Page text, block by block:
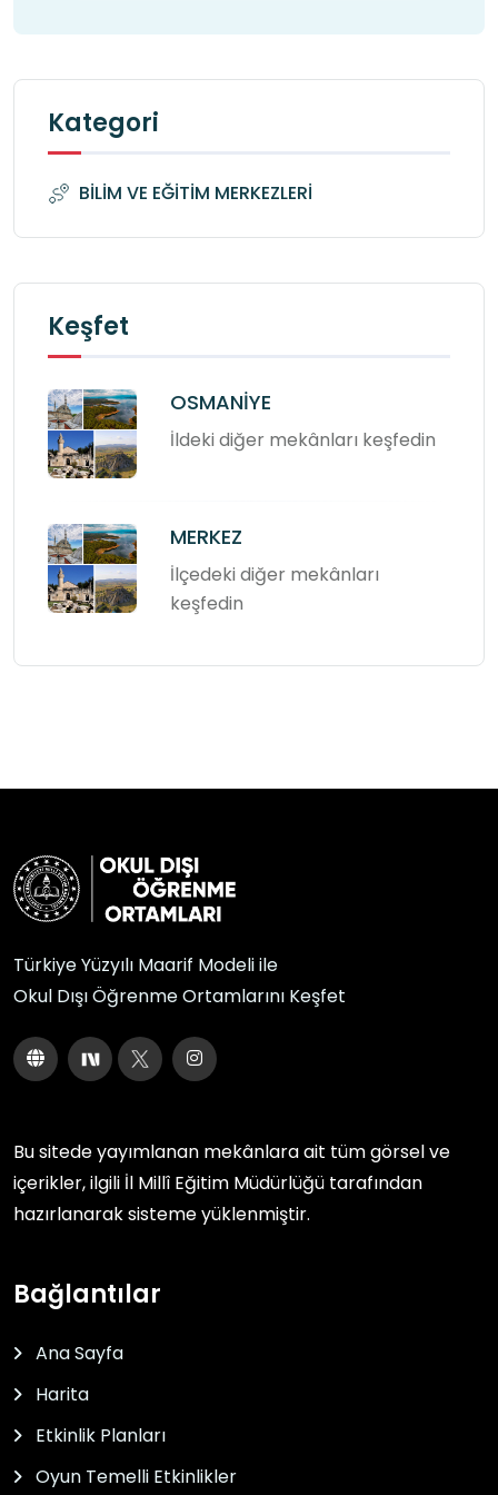
Kategori
BİLİM VE EĞİTİM MERKEZLERİ
Keşfet
OSMANİYE
İldeki diğer mekânları keşfedin
MERKEZ
İlçedeki diğer mekânları
keşfedin
Türkiye Yüzyılı Maarif Modeli ile
Okul Dışı Öğrenme Ortamlarını Keşfet
Bu sitede yayımlanan mekânlara ait tüm görsel ve
içerikler, ilgili İl Millî Eğitim Müdürlüğü tarafından
hazırlanarak sisteme yüklenmiştir.
Bağlantılar
Ana Sayfa
Harita
Etkinlik Planları
Oyun Temelli Etkinlikler